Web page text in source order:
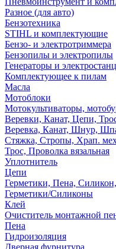
Разное (для авто)
Бензотехника
STIHL и комплектующие
Бензо- и электротриммера
Бензопилы и электропилы
Генераторы и
Комплектующее к пилам
Масла
Мотоблоки
Мотокультиваторы,
Веревки, Канат, Цепи,
Веревка, Канат, Шнур,
Стяжка, Стропы, Храп.
Трос, Проволка вязальная
Уплотнитель
Цепи
Герметики, Пена,
Герметики/Силиконы
Клей
Очиститель монтажной
Пена
Гидроизоляция
Дверная фурнитура